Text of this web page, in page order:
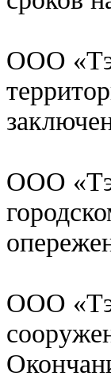
ООО
ООО
ООО